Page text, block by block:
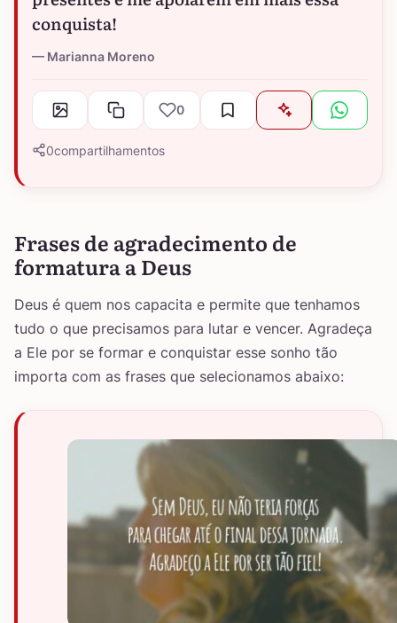
conquista!
Marianna Moreno
0
0compartilhamentos
Frases de agradecimento de
formatura a Deus
Deus é quem nos capacita e permite que tenhamos
tudo o que precisamos para lutar e vencer. Agradeça
a Ele por se formar e conquistar esse sonho tão
importa com as frases que selecionamos abaixo: